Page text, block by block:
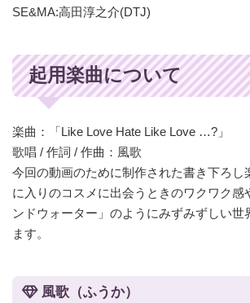
SE&MA:高田淳之介(DTJ)
起用楽曲について
楽曲：「Like Love Hate Like Love …?」
歌唱 / 作詞 / 作曲：風歌
今回の動画のために制作された書き下ろし
に入りのコスメに出会うときのワクワク感
ンドウォーター」のようにみずみずしい世
ます。
風歌（ふうか）